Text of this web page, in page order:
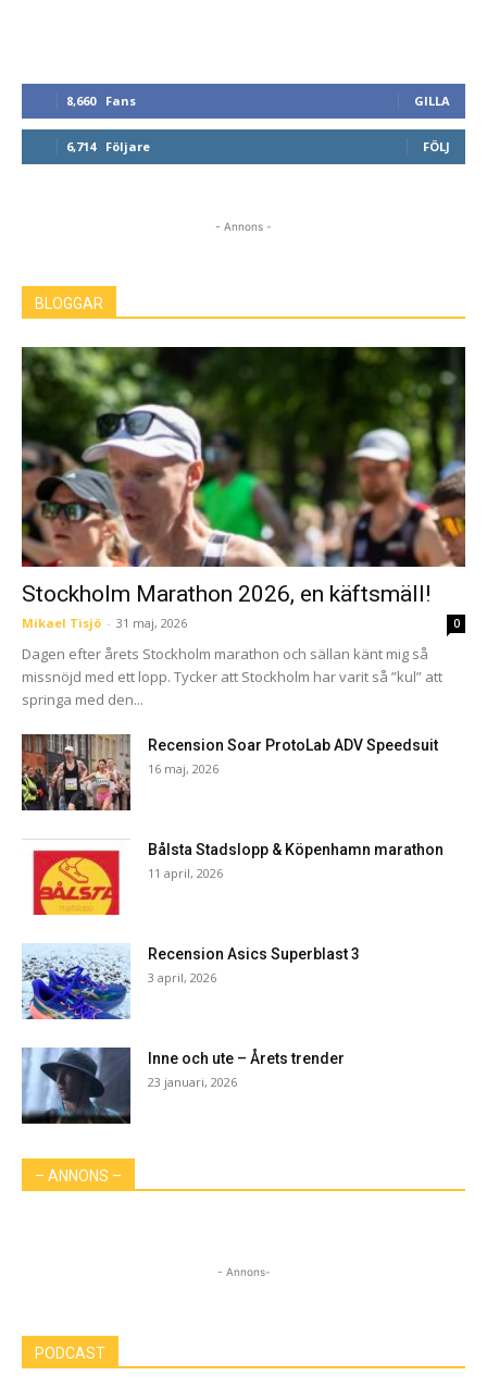
8,660 Fans GILLA
6,714 Följare FÖLJ
- Annons -
BLOGGAR
Stockholm Marathon 2026, en käftsmäll!
Mikael Tisjö - 31 maj, 2026 0
Dagen efter årets Stockholm marathon och sällan känt mig så
missnöjd med ett lopp. Tycker att Stockholm har varit så ”kul” att
springa med den...
Recension Soar ProtoLab ADV Speedsuit
16 maj, 2026
Bålsta Stadslopp & Köpenhamn marathon
11 april, 2026
Recension Asics Superblast 3
3 april, 2026
Inne och ute – Årets trender
23 januari, 2026
– ANNONS –
- Annons-
PODCAST